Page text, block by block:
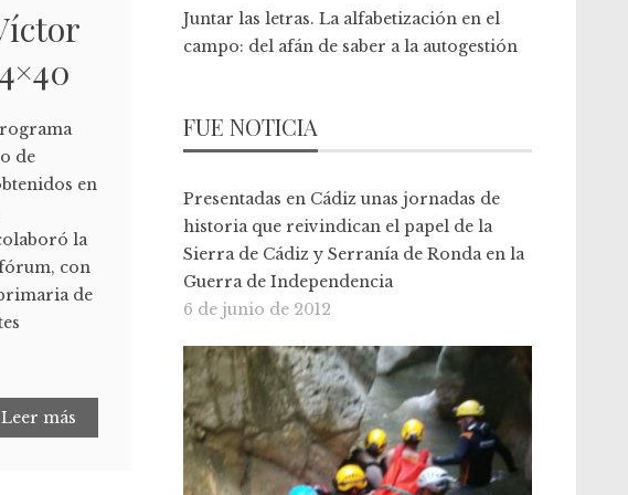
de
en
la
con
de
Leer más
Juntar las letras. La alfabetización en el
campo: del afán de saber a la autogestión
FUE NOTICIA
Presentadas en Cádiz unas jornadas de
historia que reivindican el papel de la
Sierra de Cádiz y Serranía de Ronda en la
Guerra de Independencia
6 de junio de 2012